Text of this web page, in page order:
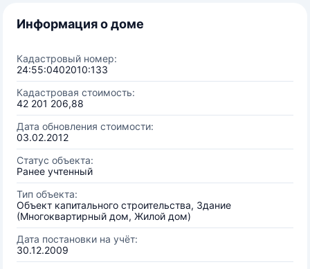
Информация о доме
Кадастровый номер:
24:55:0402010:133
Кадастровая стоимость:
42 201 206,88
Дата обновления стоимости:
03.02.2012
Статус объекта:
Ранее учтенный
Тип объекта:
Объект капитального строительства, Здание
(Многоквартирный дом, Жилой дом)
Дата постановки на учёт:
30.12.2009